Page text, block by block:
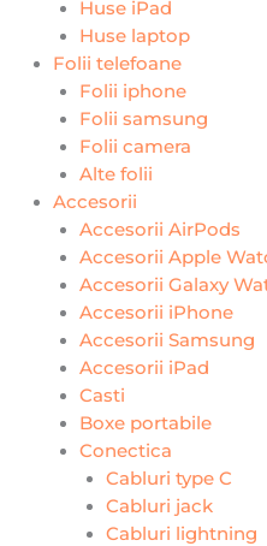
Huse iPad
Huse laptop
Folii telefoane
Folii iphone
Folii samsung
Folii camera
Alte folii
Accesorii
Accesorii AirPods
Accesorii Apple
Accesorii Galaxy
Accesorii iPhone
Accesorii Samsung
Accesorii iPad
Casti
Boxe portabile
Conectica
Cabluri type C
Cabluri jack
Cabluri lightning